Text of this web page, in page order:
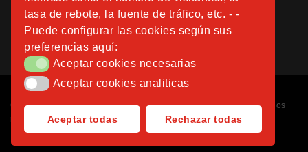
tasa de rebote, la fuente de tráfico, etc. - -
Puede configurar las cookies según sus
preferencias aquí:
Aceptar cookies necesarias
Aceptar cookies necesarias
Aceptar cookies analiticas
Aceptar cookies analiticas
Aceptar todas Rechazar todas
Copyright © 2026Fundación Instituto San José. Todos los derechos
reservados.
Diseñado porNubemedia.